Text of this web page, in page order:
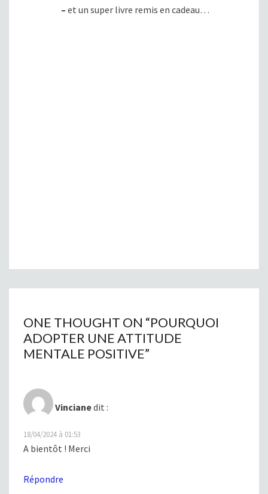
– et un super livre remis en cadeau…
ONE THOUGHT ON “POURQUOI
ADOPTER UNE ATTITUDE
MENTALE POSITIVE”
Vincianedit :
18/04/2024 à 01:53
A bientôt ! Merci
Répondre